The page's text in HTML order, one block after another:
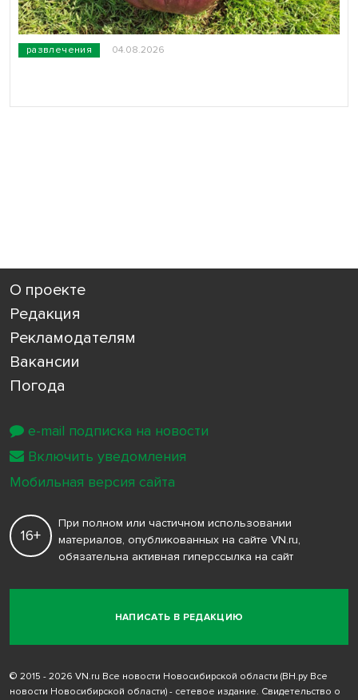
развлечения 04.08.2026
О проекте
Редакция
Рекламодателям
Вакансии
Погода
НАПИСАТЬ В РЕДАКЦИЮ
16+
При полном или частичном использовании
материалов, опубликованных на сайте VN.ru,
обязательна активная гиперссылка на сайт
© 2015 - 2026 VN.ru Все новости Новосибирской области (ВН.ру Все
новости Новосибирской области) - сетевое издание. Свидетельство о
e-mail подписка на новости
Включить уведомления
Мобильная версия сайта